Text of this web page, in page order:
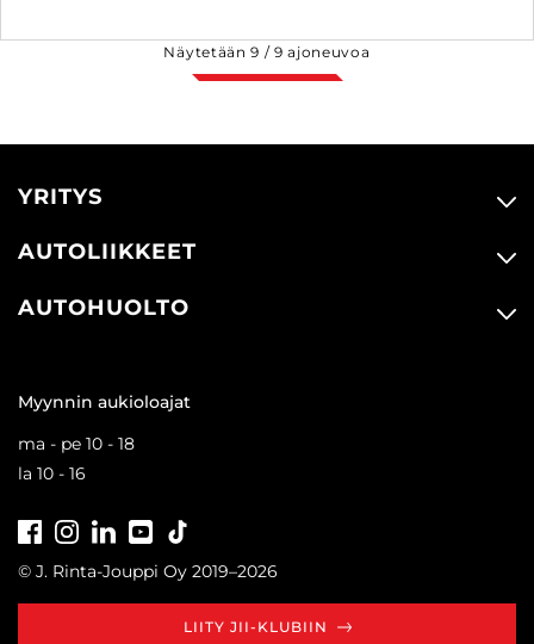
Näytetään9 /9 ajoneuvoa
YRITYS
AUTOLIIKKEET
AUTOHUOLTO
Myynnin aukioloajat
ma - pe 10 - 18
la 10 - 16
FacebookInstagramLinkedInYoutube
© J. Rinta-Jouppi Oy 2019–2026
LIITY JII-KLUBIIN